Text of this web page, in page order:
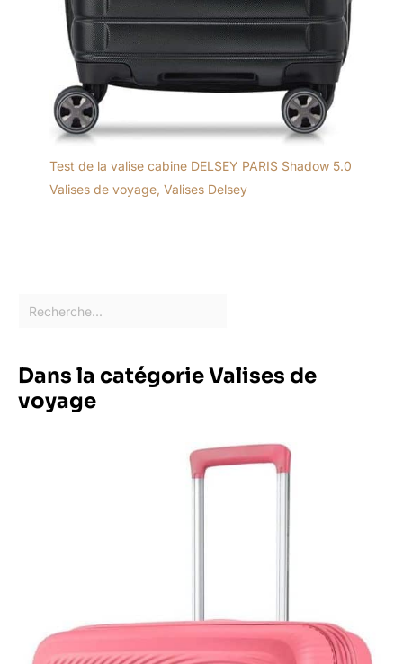
Test de la valise cabine DELSEY PARIS Shadow 5.0
Valises de voyage, Valises Delsey
Dans la catégorie Valises de
voyage